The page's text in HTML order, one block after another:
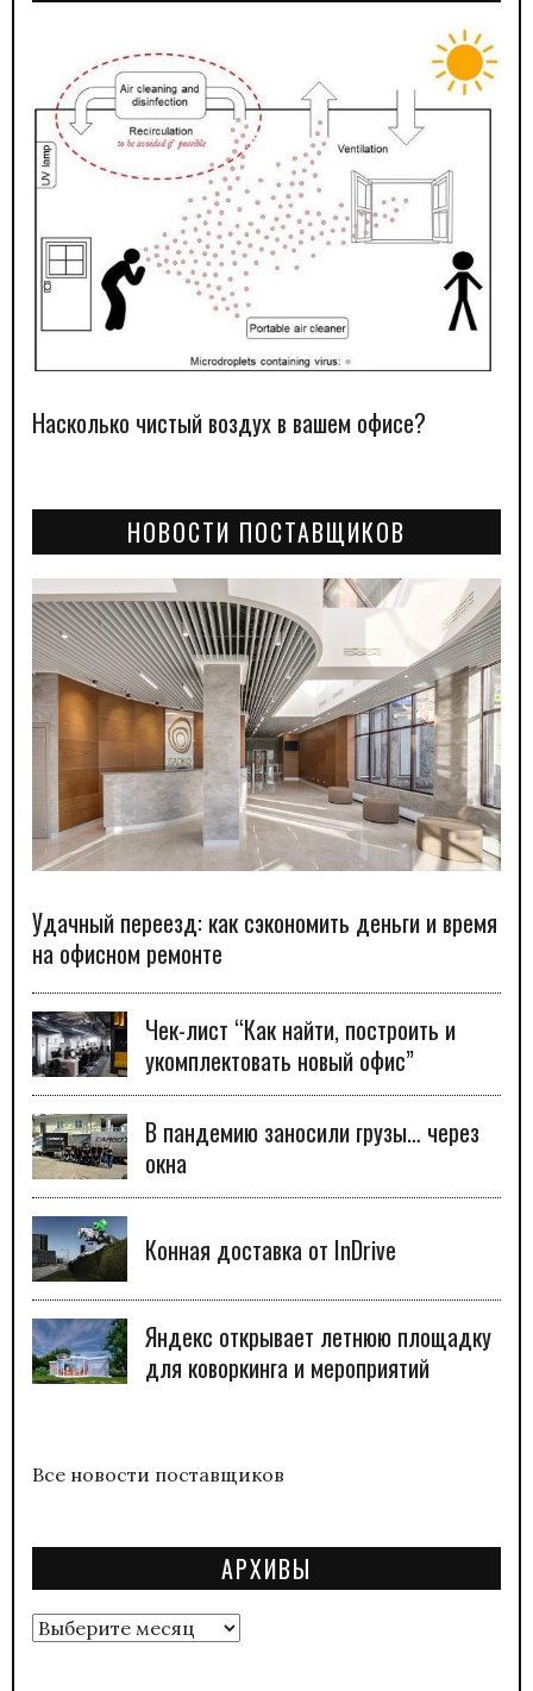
Насколько чистый воздух в вашем офисе?
НОВОСТИ ПОСТАВЩИКОВ
Удачный переезд: как сэкономить деньги и время
на офисном ремонте
Чек-лист “Как найти, построить и
укомплектовать новый офис”
В пандемию заносили грузы… через
окна
Конная доставка от InDrive
Яндекс открывает летнюю площадку
для коворкинга и мероприятий
Все новости поставщиков
АРХИВЫ
Архивы